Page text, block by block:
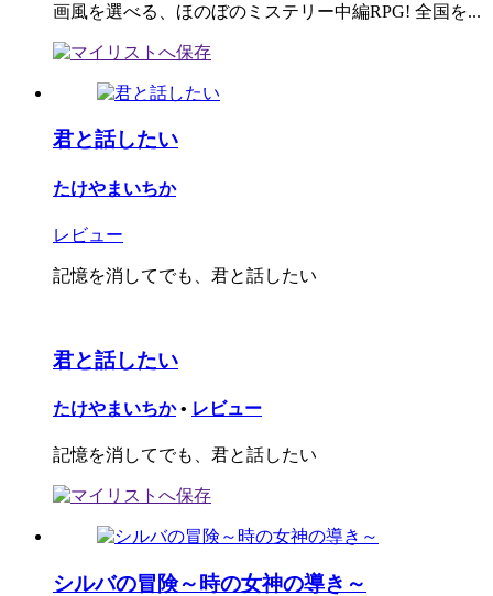
画風を選べる、ほのぼのミステリー中編RPG! 全国を...
君と話したい
たけやまいちか
レビュー
記憶を消してでも、君と話したい
君と話したい
たけやまいちか • レビュー
記憶を消してでも、君と話したい
シルバの冒険～時の女神の導き～